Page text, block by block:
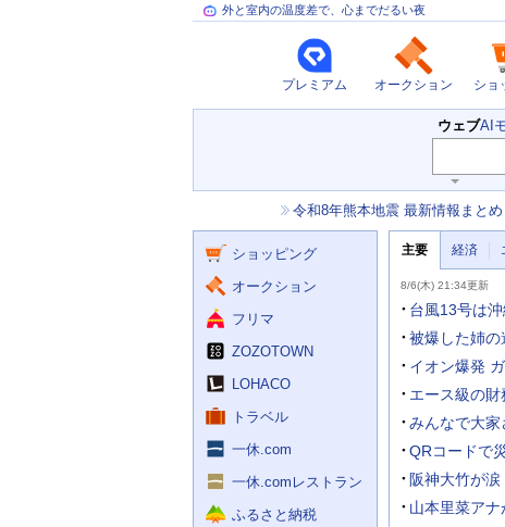
外と室内の温度差で、心までだるい夜
プレミアム オークション ショ
検
索
ウェブAI
ワ
ー
力
補
助
を
開
く
せ
令和8年熊本地震 最新情報まとめ
ビ
ショッピング
オークション
フリマ
ZOZOTOWN
LOHACO
トラベル
一休.com
一休.comレストラン
ふるさと納税
ュ
ス
主要 経済
要
ニ
ー
8/6(木) 21:34更新
台風13号は
被爆した姉
イオン爆発
エース級の
みんなで大家
QRコードで
阪神大竹が
山本里菜ア